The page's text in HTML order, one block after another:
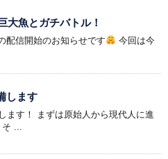
大魚とガチバトル！
配信開始のお知らせです
今回は今
します
ます！ まずは原始人から現代人に進
そ ...